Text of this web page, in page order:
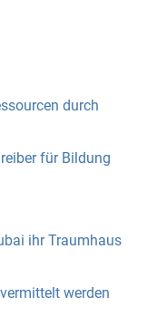
durch
für Bildung
ihr Traumhaus
werden